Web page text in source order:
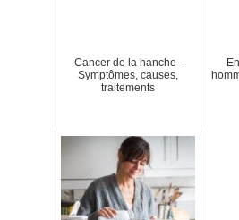
Cancer de la hanche -
Symptômes, causes,
traitements